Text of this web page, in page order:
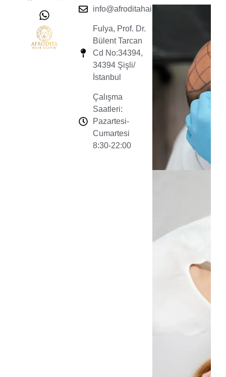
info@afroditahairclinic.com
Fulya, Prof. Dr.
Bülent Tarcan
Cd No:34394,
34394 Şişli/
İstanbul
Çalışma
Saatleri:
Pazartesi-
Cumartesi
8:30-22:00